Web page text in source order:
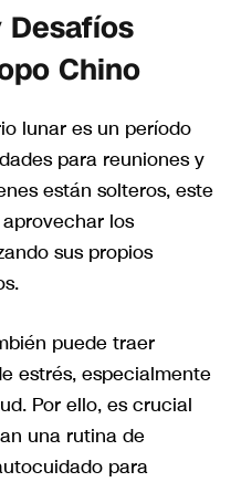
Desafíos
Chino
lunar es un período
para reuniones y
están solteros, este
los
sus propios
puede traer
estrés, especialmente
Por ello, es crucial
una rutina de
para